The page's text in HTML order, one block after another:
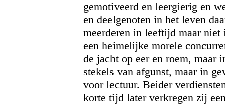
gemotiveerd en leergierig en
en deelgenoten in het leven
meerderen in leeftijd maar
een heimelijke morele
de jacht op eer en roem, maar
stekels van afgunst, maar in
voor lectuur. Beider
korte tijd later verkregen zij